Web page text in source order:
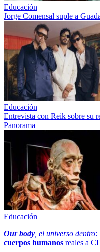
Educación
Jorge Comensal suple a
Educación
Entrevista con Reik sobre su
Panorama
Educación
Our body , el universo dentro:
cuerpos humanos reales a